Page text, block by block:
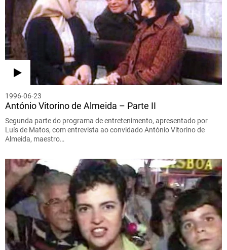
1996-06-23
António Vitorino de Almeida – Parte II
Segunda parte do programa de entretenimento, apresentado por
Luís de Matos, com entrevista ao convidado António Vitorino de
Almeida, maestro…